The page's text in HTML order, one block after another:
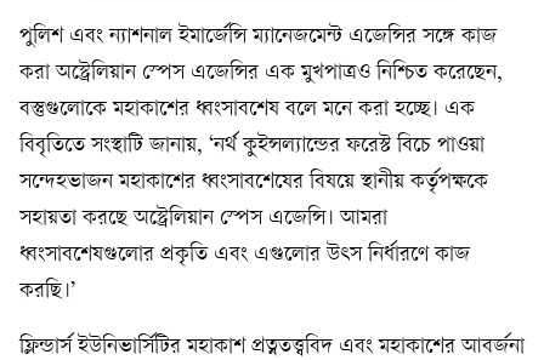
পুলিশ এবং ন্যাশনাল ইমার্জেন্সি ম্যানেজমেন্ট এজেন্সির সঙ্গে কাজ
করা অস্ট্রেলিয়ান স্পেস এজেন্সির এক মুখপাত্রও নিশ্চিত করেছেন,
বস্তুগুলোকে মহাকাশের ধ্বংসাবশেষ বলে মনে করা হচ্ছে। এক
বিবৃতিতে সংস্থাটি জানায়, ‘নর্থ কুইন্সল্যান্ডের ফরেস্ট বিচে পাওয়া
সন্দেহভাজন মহাকাশের ধ্বংসাবশেষের বিষয়ে স্থানীয় কর্তৃপক্ষকে
সহায়তা করছে অস্ট্রেলিয়ান স্পেস এজেন্সি। আমরা
ধ্বংসাবশেষগুলোর প্রকৃতি এবং এগুলোর উৎস নির্ধারণে কাজ
করছি।’
ফ্লিন্ডার্স ইউনিভার্সিটির মহাকাশ প্রত্নতত্ত্ববিদ এবং মহাকাশের আবর্জনা